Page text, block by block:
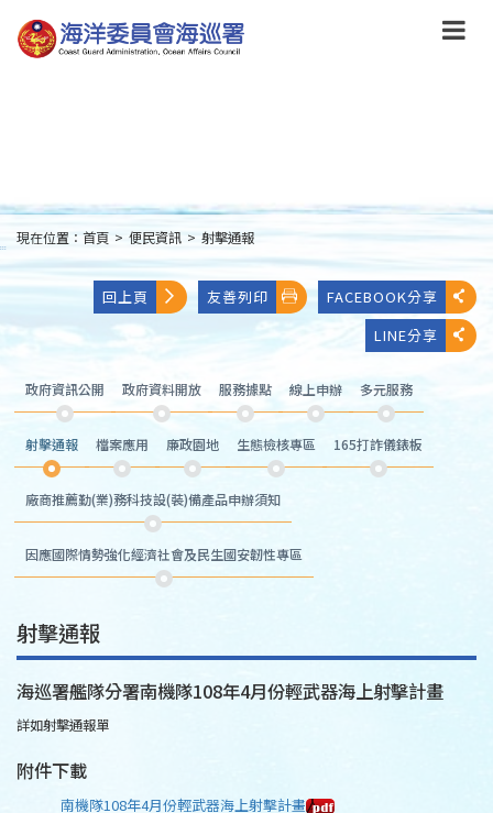
到
主
:::
現在位置： 首頁 > 便民資訊 > 射擊通報
回上頁 友善列印
FACEBOOK分享
LINE分享
政府資訊公開 政府資料開放 服務據點 線上申辦 多元服務
射擊通報 檔案應用 廉政園地 生態檢核專區 165打詐儀錶板
廠商推薦勤(業)務科技設(裝)備產品申辦須知
因應國際情勢強化經濟社會及民生國安韌性專區
射擊通報
海巡署艦隊分署南機隊108年4月份輕武器海上射擊計畫
詳如射擊通報單
附件下載
南機隊108年4月份輕武器海上射擊計畫